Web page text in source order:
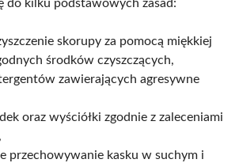
do kilku podstawowych zasad:
skorupy za pomocą miękkiej
środków czyszczących,
zawierających agresywne
oraz wyściółki zgodnie z zaleceniami
przechowywanie kasku w suchym i